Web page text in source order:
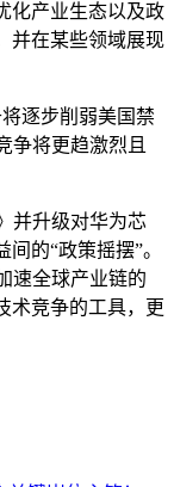
化产业生态以及政
并在某些领域展现
逐步削弱美国禁
争将更趋激烈且
并升级对华为芯
的“政策摇摆”。
速全球产业链的
术竞争的工具，更